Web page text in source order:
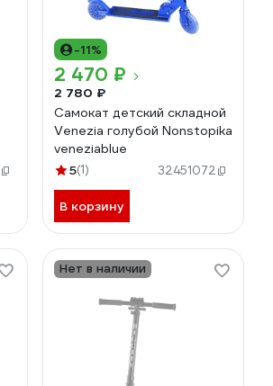
-11%
2 470 ₽
2 780 ₽
Самокат детский складной
Venezia голубой Nonstopika
veneziablue
5(1) 32451072
В корзину
Нет в наличии